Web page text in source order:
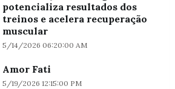
potencializa resultados dos
treinos e acelera recuperação
muscular
5/14/2026 06:20:00 AM
Amor Fati
5/19/2026 12:15:00 PM